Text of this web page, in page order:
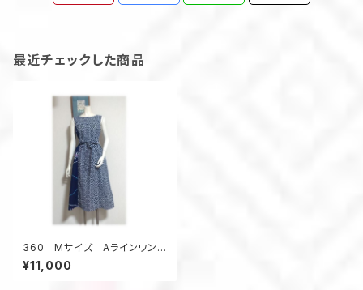
最近チェックした商品
360 Mサイズ Aラインワンピ
ース ジャンパースカート デッ
ドストック浴衣地 2種類の浴
¥11,000